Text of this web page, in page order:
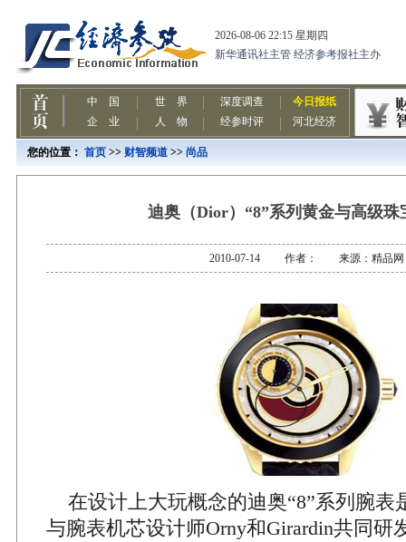
您的位置： 首页 >> 财智频道 >> 尚品
迪奥（Dior）“8”系列黄金与高级珠
2010-07-14 作者： 来源：精品网
在设计上大玩概念的迪奥“8”系列腕表
与腕表机芯设计师Orny和Girardin共同研